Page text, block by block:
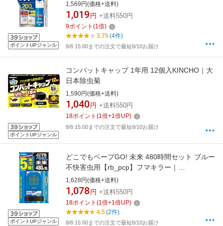
ポイントUPジャンル
1,569円(価格+送料)
1,019 円 +送料550円
9ポイント (1倍)
3.75(4件)
8/8 15:00までの注文で最短8/10お届け
ポイントUPジャンル
コンバットキャップ 1年用 12個入KINCHO｜大
日本除虫菊
1,590円(価格+送料)
1,040 円 +送料550円
18ポイント (1倍+1倍UP)
8/8 15:00までの注文で最短8/10お届け
ポイントUPジャンル
どこでもベープGO! 未来 480時間セット ブルー
不快害虫用【rb_pcp】フマキラー｜
FUMAKILLA
1,628円(価格+送料)
1,078 円 +送料550円
18ポイント (1倍+1倍UP)
4.5(2件)
8/8 15:00までの注文で最短8/10お届け